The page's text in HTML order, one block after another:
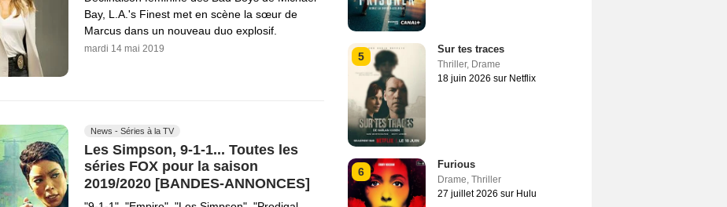
Bay, L.A.'s Finest met en scène la sœur de
Marcus dans un nouveau duo explosif.
mardi 14 mai 2019
News - Séries à la TV
Les Simpson, 9-1-1... Toutes les
séries FOX pour la saison
2019/2020 [BANDES-ANNONCES]
5
Sur tes traces
Thriller, Drame
18 juin 2026 sur Netflix
6
Furious
Drame, Thriller
27 juillet 2026 sur Hulu